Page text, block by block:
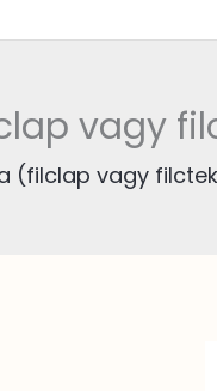
vagy
(filclap vagy